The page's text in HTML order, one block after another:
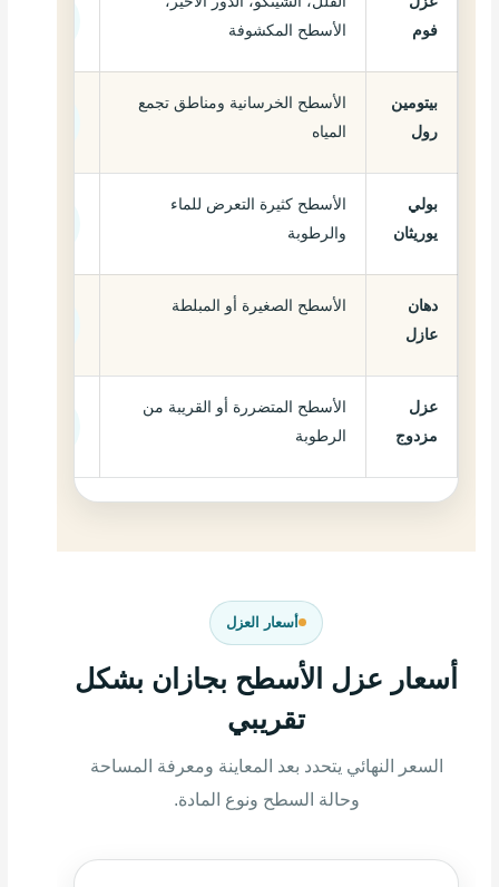
فوم
الأسطح المكشوفة
بيتومين
رول
الأسطح الخرسانية ومناطق تجمع
المياه
بولي
يوريثان
الأسطح كثيرة التعرض للماء
والرطوبة
دهان
عازل
الأسطح الصغيرة أو المبلطة
عزل
مزدوج
الأسطح المتضررة أو القريبة من
الرطوبة
أسعار العزل
أسعار عزل الأسطح بجازان بشكل
تقريبي
السعر النهائي يتحدد بعد المعاينة ومعرفة المساحة
وحالة السطح ونوع المادة.